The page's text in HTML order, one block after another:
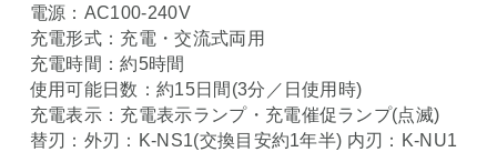
電源：AC100-240V
充電形式：充電・交流式両用
充電時間：約5時間
使用可能日数：約15日間(3分／日使用時)
充電表示：充電表示ランプ・充電催促ランプ(点滅)
替刃：外刃：K-NS1(交換目安約1年半) 内刃：K-NU1